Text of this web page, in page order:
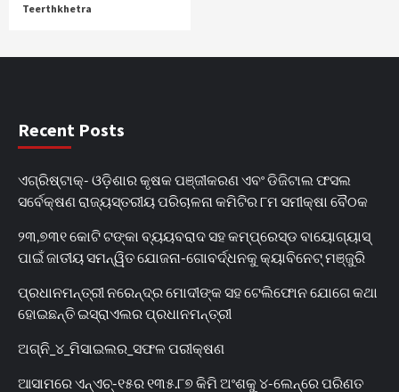
Teerthkhetra
Recent Posts
ଏଗ୍ରିଷ୍ଟାକ୍‌- ଓଡ଼ିଶାର କୃଷକ ପଞ୍ଜୀକରଣ ଏବଂ ଡିଜିଟାଲ ଫସଲ
ସର୍ବେକ୍ଷଣ ରାଜ୍ୟସ୍ତରୀୟ ପରିଚାଳନା କମିଟିର ୮ମ ସମୀକ୍ଷା ବୈଠକ
୨୩,୭୩୧ କୋଟି ଟଙ୍କା ବ୍ୟୟବରାଦ ସହ କମ୍ପ୍ରେସ୍ଡ ବାୟୋଗ୍ୟାସ୍
ପାଇଁ ଜାତୀୟ ସମନ୍ୱିତ ଯୋଜନା-ଗୋବର୍ଦ୍ଧନକୁ କ୍ୟାବିନେଟ୍‌ ମଞ୍ଜୁରି
ପ୍ରଧାନମନ୍ତ୍ରୀ ନରେନ୍ଦ୍ର ମୋଦୀଙ୍କ ସହ ଟେଲିଫୋନ ଯୋଗେ କଥା
ହୋଇଛନ୍ତି ଇସ୍ରାଏଲର ପ୍ରଧାନମନ୍ତ୍ରୀ
ଅଗ୍ନି_୪_ମିସାଇଲର_ସଫଳ ପରୀକ୍ଷଣ
ଆସାମରେ ଏନ୍ଏଚ୍-୧୫ର ୧୩୫.୮୭ କିମି ଅଂଶକୁ ୪-ଲେନ୍‌ରେ ପରିଣତ